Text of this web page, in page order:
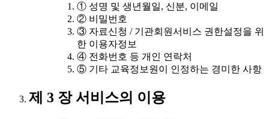
① 성명 및 생년월일, 신분, 이메일
② 비밀번호
③ 자료신청 / 기관회원서비스 권한설정을 위
한 이용자정보
④ 전화번호 등 개인 연락처
⑤ 기타 교육정보원이 인정하는 경미한 사항
제 3 장 서비스의 이용